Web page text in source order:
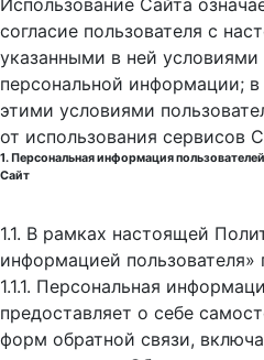
Использование Сайта
согласие пользователя с
указанными в ней условиями
персональной информации; в
этими условиями
от использования сервисов
1. Персональная информация
Сайт
1.1. В рамках настоящей
информацией пользователя»
1.1.1. Персональная
предоставляет о себе
форм обратной связи,